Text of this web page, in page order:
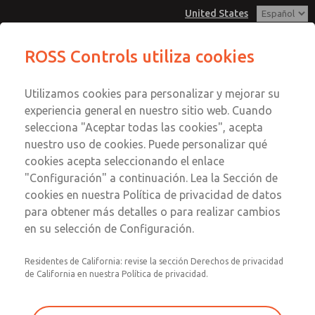
United States
Cuenta
Ver Carrito de Compra
Registrarse
Inscribirse
Serie MD3
MD353ECF9CB2N
Enviar esta página por correo
electrónico
Servicio al Cliente
1-800-GET-ROSS
Servicio Tecnico
1-888-TEK-ROSS
ROSS Controls utiliza cookies
Utilizamos cookies para personalizar y mejorar su
experiencia general en nuestro sitio web. Cuando
selecciona "Aceptar todas las cookies", acepta
nuestro uso de cookies. Puede personalizar qué
cookies acepta seleccionando el enlace
"Configuración" a continuación. Lea la Sección de
cookies en nuestra Política de privacidad de datos
para obtener más detalles o para realizar cambios
en su selección de Configuración.
Residentes de California: revise la sección Derechos de privacidad
de California en nuestra Política de privacidad.